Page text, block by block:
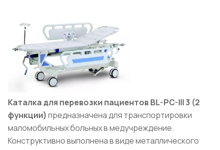
Каталка для перевозки пациентов BL-PC-III 3 (2
функции) предназначена для транспортировки
маломобильных больных в медучреждение.
Конструктивно выполнена в виде металлического